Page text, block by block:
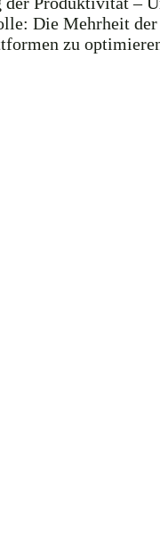
Die Mehrheit
zu